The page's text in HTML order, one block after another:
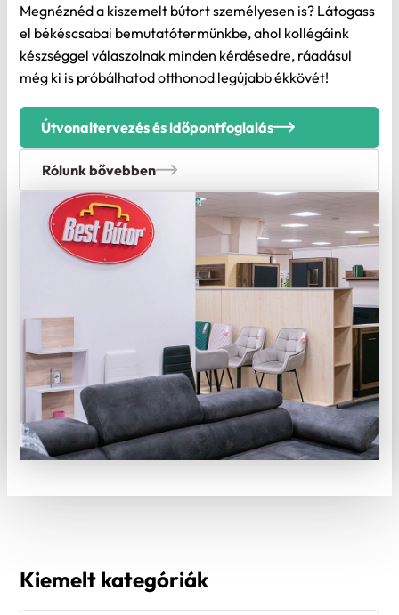
el békéscsabai bemutatótermünkbe, ahol kollégáink
készséggel válaszolnak minden kérdésedre, ráadásul
még ki is próbálhatod otthonod legújabb ékkövét!
Útvonaltervezés és időpontfoglalás
Rólunk bővebben